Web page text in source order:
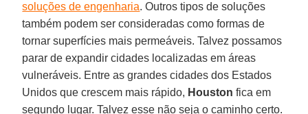
soluções de engenharia. Outros tipos de soluções
também podem ser consideradas como formas de
tornar superfícies mais permeáveis. Talvez possamos
parar de expandir cidades localizadas em áreas
vulneráveis. Entre as grandes cidades dos Estados
Unidos que crescem mais rápido, Houston fica em
segundo lugar. Talvez esse não seja o caminho certo.